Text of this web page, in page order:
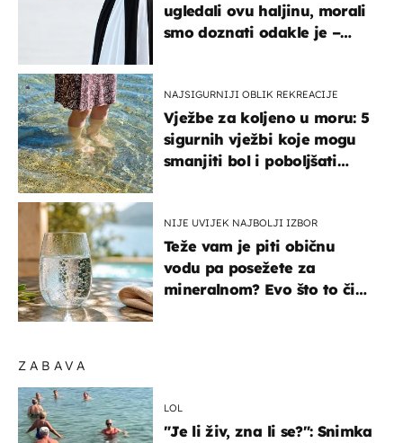
ZABAVA
LOL
"Je li živ, zna li se?": Snimka
ugledali ovu haljinu, morali
smo doznati odakle je –
NAJSIGURNIJI OBLIK REKREACIJE
Vježbe za koljeno u moru: 5
sigurnih vježbi koje mogu
smanjiti bol i poboljšati
NIJE UVIJEK NAJBOLJI IZBOR
Teže vam je piti običnu
vodu pa posežete za
mineralnom? Evo što to čini